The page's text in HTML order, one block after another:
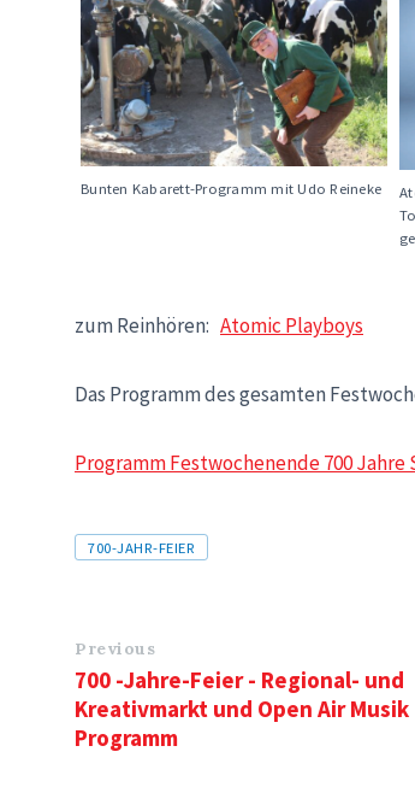
Bunten Kabarett-Programm mit Udo Reineke
zum Reinhören: Atomic Playboys
Das Programm des gesamten
Programm Festwochenende 700
Tags
700-JAHR-FEIER
Previous
700 -Jahre-Feier - Regional- und
Kreativmarkt und Open Air Musik
Programm